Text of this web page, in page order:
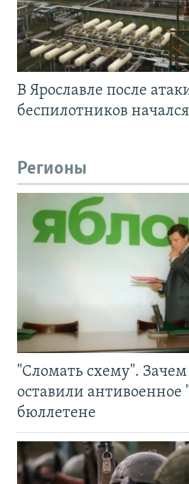
В Ярославле после
беспилотников
Регионы
"Сломать схему". Зачем
оставили антивоенное
бюллетене